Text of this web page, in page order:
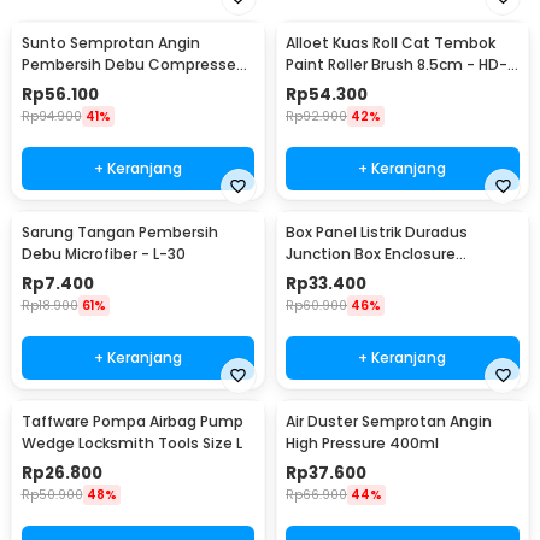
Sunto Semprotan Angin
Pembersih Debu Compressed
Air Duster 400ml - ST1003
Rp56.100
Rp94.900 41%
+ Keranjang
Alloet Kuas Roll Cat Tembok
Paint Roller Brush 8.5cm - HD-
TVYQS
Rp54.300
Rp92.900 42%
+ Keranjang
Sarung Tangan Pembersih
Debu Microfiber - L-30
Rp7.400
Rp18.900 61%
+ Keranjang
Box Panel Listrik Duradus
Junction Box Enclosure
Waterproof 158x90mm - B1589
Rp33.400
Rp60.900 46%
+ Keranjang
Taffware Pompa Airbag Pump
Wedge Locksmith Tools Size L
Rp26.800
Rp50.900 48%
Air Duster Semprotan Angin
High Pressure 400ml
Rp37.600
Rp66.900 44%